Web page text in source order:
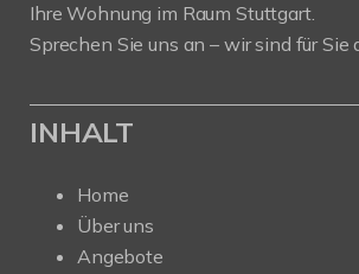
Ihre Wohnung im Raum Stuttgart.
Sprechen Sie uns an – wir sind für Sie
INHALT
Home
Über uns
Angebote